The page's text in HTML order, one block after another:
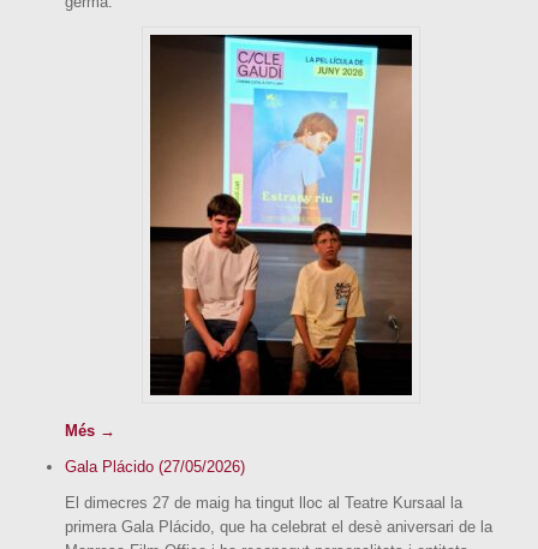
Més →
Gala Plácido (27/05/2026)
El dimecres 27 de maig ha tingut lloc al Teatre Kursaal la
primera Gala Plácido, que ha celebrat el desè aniversari de la